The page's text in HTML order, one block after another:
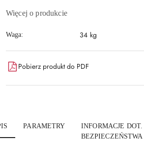
Więcej o produkcie
Waga: 34 kg
Pobierz produkt do PDF
PARAMETRY
INFORMACJE DOT.
BEZPIECZEŃSTWA